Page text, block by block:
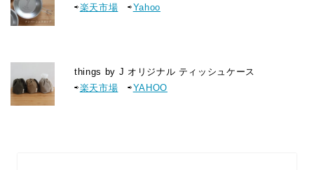
⇨楽天市場 ⇨Yahoo
things by J オリジナル ティッシュケース
⇨楽天市場 ⇨YAHOO